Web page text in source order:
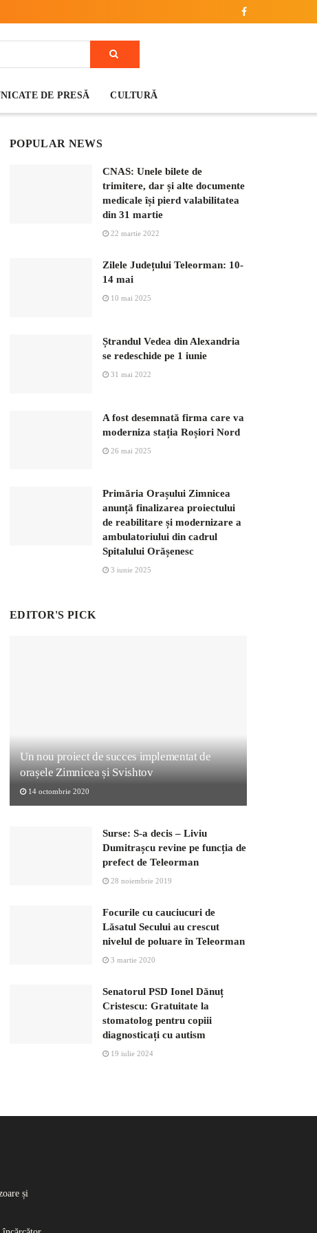
DE PRESĂ CULTURĂ
POPULAR NEWS
CNAS: Unele bilete de
trimitere, dar și alte documente
medicale își pierd valabilitatea
din 31 martie
22 martie 2022
Zilele Județului Teleorman: 10-
14 mai
10 mai 2025
Ștrandul Vedea din Alexandria
se redeschide pe 1 iunie
31 mai 2022
A fost desemnată firma care va
moderniza stația Roșiori Nord
26 mai 2025
Primăria Orașului Zimnicea
anunță finalizarea proiectului
de reabilitare și modernizare a
ambulatoriului din cadrul
Spitalului Orășenesc
3 iunie 2025
EDITOR'S PICK
Un nou proiect de succes implementat de
orașele Zimnicea și Svishtov
14 octombrie 2020
Surse: S-a decis – Liviu
Dumitrașcu revine pe funcția de
prefect de Teleorman
28 noiembrie 2019
Focurile cu cauciucuri de
Lăsatul Secului au crescut
nivelul de poluare în Teleorman
3 martie 2020
Senatorul PSD Ionel Dănuț
Cristescu: Gratuitate la
stomatolog pentru copiii
diagnosticați cu autism
19 iulie 2024
și